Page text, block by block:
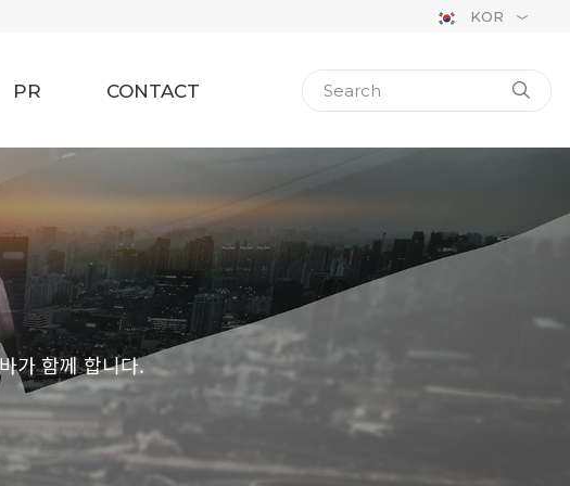
KOR
PR CONTACT
가 함께 합니다.